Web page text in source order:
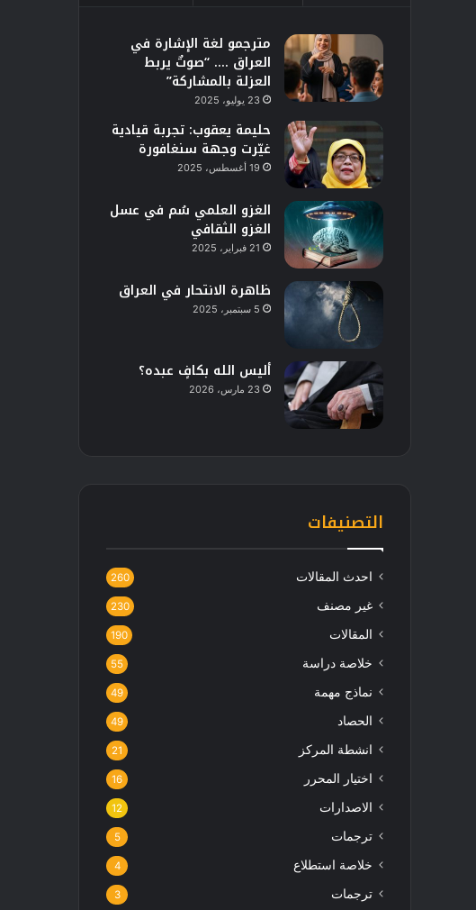
مترجمو لغة الإشارة في
العراق …. “صوتٌ يربط
العزلة بالمشاركة”
23 يوليو، 2025
حليمة يعقوب: تجربة قيادية
غيّرت وجهة سنغافورة
19 أغسطس، 2025
الغزو العلمي سُم في عسل
الغزو الثقافي
21 فبراير، 2025
ظاهرة الانتحار في العراق
5 سبتمبر، 2025
أليس الله بكافٍ عبده؟
23 مارس، 2026
التصنيفات
احدث المقالات 260
غير مصنف 230
المقالات 190
خلاصة دراسة 55
نماذج مهمة 49
الحصاد 49
انشطة المركز 21
اختيار المحرر 16
الاصدارات 12
ترجمات 5
خلاصة استطلاع 4
ترجمات 3